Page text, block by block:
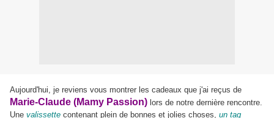
Aujourd'hui, je reviens vous montrer les cadeaux que j'ai reçus de
Marie-Claude (Mamy Passion) lors de notre dernière rencontre.
Une valissette contenant plein de bonnes et jolies choses, un tag